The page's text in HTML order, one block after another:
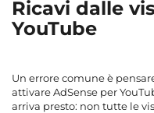
Competizione per
Diversificare i ricavi
Link affiliati e CPA
Donazioni, Patreon
Ricavi dalle
YouTube
Un errore comune è
attivare AdSense per
arriva presto: non tutte le